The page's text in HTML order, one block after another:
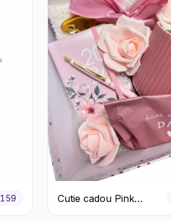
159
Cutie cadou Pink
Blossom Day